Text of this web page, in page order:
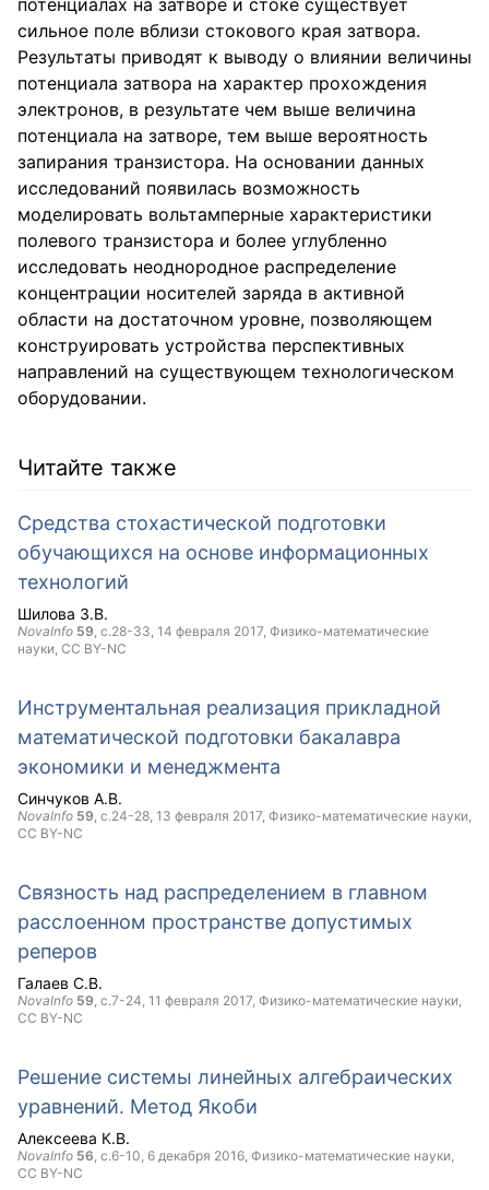
потенциалах на затворе и стоке существует
сильное поле вблизи стокового края затвора.
Результаты приводят к выводу о влиянии величины
потенциала затвора на характер прохождения
электронов, в результате чем выше величина
потенциала на затворе, тем выше вероятность
запирания транзистора. На основании данных
исследований появилась возможность
моделировать вольтамперные характеристики
полевого транзистора и более углубленно
исследовать неоднородное распределение
концентрации носителей заряда в активной
области на достаточном уровне, позволяющем
конструировать устройства перспективных
направлений на существующем технологическом
оборудовании.
Читайте также
Средства стохастической подготовки
обучающихся на основе информационных
технологий
Шилова З.В.
NovaInfo 59, с.28-33, 14 февраля 2017, Физико-математические
науки, CC BY-NC
Инструментальная реализация прикладной
математической подготовки бакалавра
экономики и менеджмента
Синчуков А.В.
NovaInfo 59, с.24-28, 13 февраля 2017, Физико-математические науки,
CC BY-NC
Связность над распределением в главном
расслоенном пространстве допустимых
реперов
Галаев С.В.
NovaInfo 59, с.7-24, 11 февраля 2017, Физико-математические науки,
CC BY-NC
Решение системы линейных алгебраических
уравнений. Метод Якоби
Алексеева К.В.
NovaInfo 56, с.6-10, 6 декабря 2016, Физико-математические науки,
CC BY-NC